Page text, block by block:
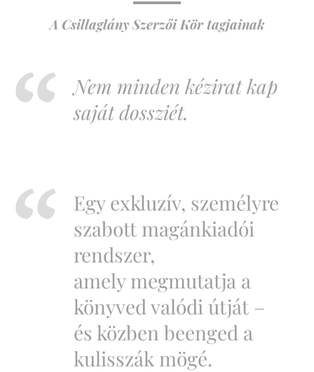
A Csillaglány Szerzői Kör tagjainak
Nem minden kézirat kap
saját dossziét.
Egy exkluzív, személyre
szabott magánkiadói
rendszer,
amely megmutatja a
könyved valódi útját –
és közben beenged a
kulisszák mögé.